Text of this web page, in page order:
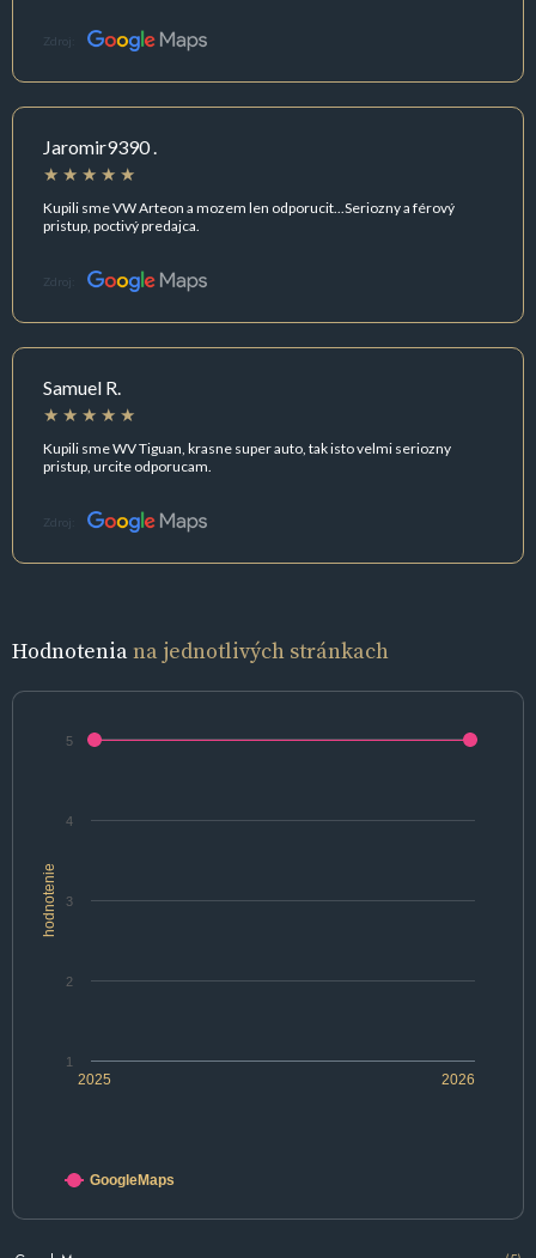
Zdroj:
Jaromir9390 .
Kupili sme VW Arteon a mozem len odporucit...Seriozny a férový
pristup, poctivý predajca.
Zdroj:
Samuel R.
Kupili sme WV Tiguan, krasne super auto, tak isto velmi seriozny
pristup, urcite odporucam.
Zdroj:
Hodnoteniana jednotlivých stránkach
hodnotenie
2025 2026
1
2
3
4
5
GoogleMaps